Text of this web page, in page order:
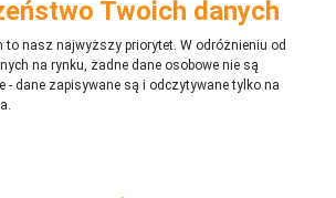
Twoich danych
to nasz najwyższy priorytet. W odróżnieniu od
na rynku, żadne dane osobowe nie są
- dane zapisywane są i odczytywane tylko na